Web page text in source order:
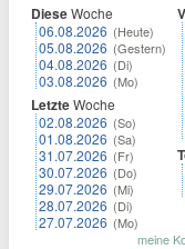
DieseWoche
06.08.2026 (Heute)
05.08.2026 (Gestern)
04.08.2026 (Di)
03.08.2026 (Mo)
LetzteWoche
02.08.2026 (So)
01.08.2026 (Sa)
31.07.2026 (Fr)
30.07.2026 (Do)
29.07.2026 (Mi)
28.07.2026 (Di)
27.07.2026 (Mo)
meine